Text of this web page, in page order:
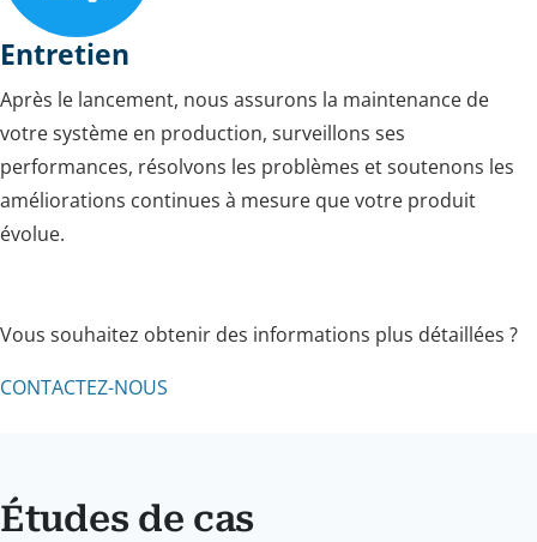
Entretien
Après le lancement, nous assurons la maintenance de
votre système en production, surveillons ses
performances, résolvons les problèmes et soutenons les
améliorations continues à mesure que votre produit
évolue.
Vous souhaitez obtenir des informations plus détaillées ?
CONTACTEZ-NOUS
Études de cas